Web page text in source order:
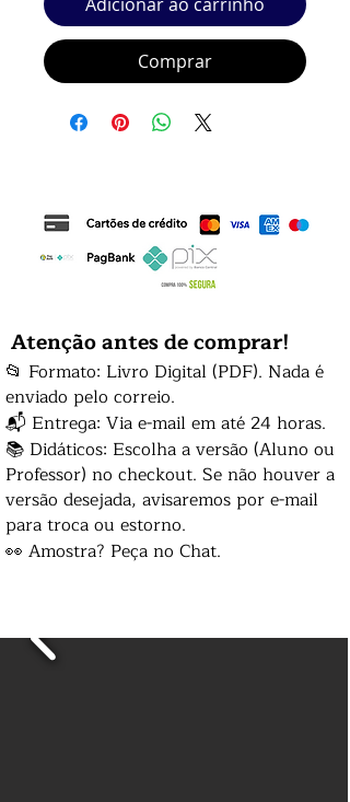
Comprar
Atenção antes de comprar!
📂 Formato: Livro Digital (PDF). Nada é
enviado pelo correio.
📬 Entrega: Via e-mail em até 24 horas.
📚 Didáticos: Escolha a versão (Aluno ou
Professor) no checkout. Se não houver a
versão desejada, avisaremos por e-mail
para troca ou estorno.
👀 Amostra? Peça no Chat.